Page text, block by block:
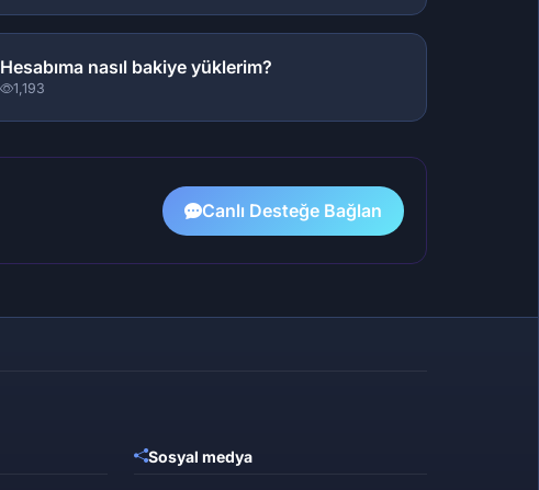
Hesabıma nasıl bakiye yüklerim?
1,193
Canlı Desteğe Bağlan
Sosyal medya